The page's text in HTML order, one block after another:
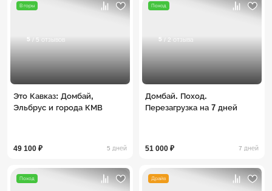
В горы
5 / 5 отзывов
Это Кавказ: Домбай,
Эльбрус и города КМВ
49 100 ₽ 5 дней
Поход
5 / 2 отзыва
Домбай. Поход.
Перезагрузка на 7 дней
51 000 ₽ 7 дней
Поход Драйв